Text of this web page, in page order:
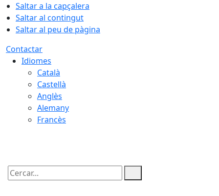
Saltar a la capçalera
Saltar al contingut
Saltar al peu de pàgina
Contactar
Idiomes
Català
Castellà
Anglès
Alemany
Francès
Cercar: